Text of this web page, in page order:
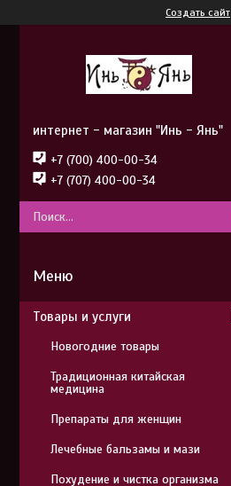
Создать сайт
интернет - магазин "Инь - Янь"
+7 (700) 400-00-34
+7 (707) 400-00-34
Товары и услуги
Новогодние товары
Традиционная китайская
медицина
Препараты для женщин
Лечебные бальзамы и мази
Похудение и чистка организма